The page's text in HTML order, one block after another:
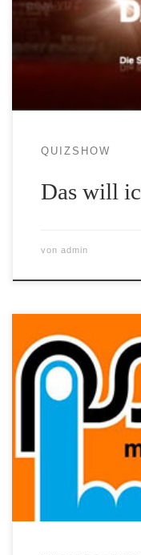
QUIZSHOW
Das will
von admin
mit Harald Schmidt